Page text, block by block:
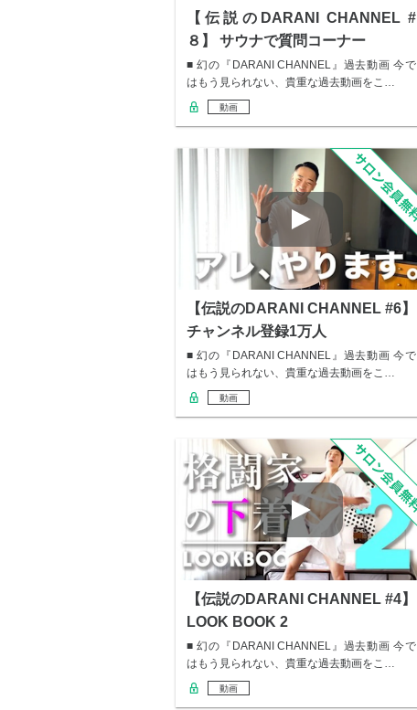
【伝説のDARANI CHANNEL #
８】 サウナで質問コーナー
■ 幻の『DARANI CHANNEL』過去動画 今で
はもう見られない、貴重な過去動画をこ…
動画
【伝説のDARANI CHANNEL #6】
チャンネル登録1万人
■ 幻の『DARANI CHANNEL』過去動画 今で
はもう見られない、貴重な過去動画をこ…
動画
【伝説のDARANI CHANNEL #4】
LOOK BOOK 2
■ 幻の『DARANI CHANNEL』過去動画 今で
はもう見られない、貴重な過去動画をこ…
動画